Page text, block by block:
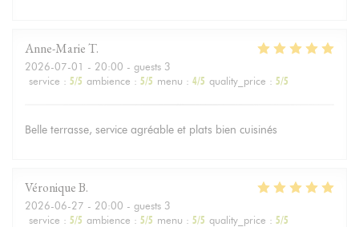
Anne-MarieT
2026-07-01 - 20:00 - guests 3
service : 5/5 ambience : 5/5 menu : 4/5 quality_price : 5/5
Belle terrasse, service agréable et plats bien cuisinés
VéroniqueB
2026-06-27 - 20:00 - guests 3
service : 5/5 ambience : 5/5 menu : 5/5 quality_price : 5/5